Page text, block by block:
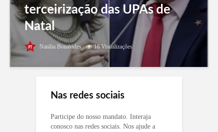
terceirização das UPAs de
Natal
Natália Bonavides 18 Visualizações
Nas redes sociais
Participe do nosso mandato. Interaja
conosco nas redes sociais. Nos ajude a